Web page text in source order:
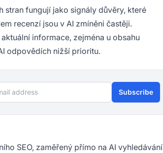
stran fungují jako signály důvěry, které
recenzí jsou v AI zmíněni častěji.
informace, zejména u obsahu
odpovědích nižší prioritu.
address Subscribe
SEO, zaměřený přímo na AI vyhledávání